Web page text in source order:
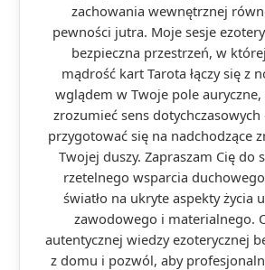
zachowania wewnętrznej
pewności jutra. Moje sesje
bezpieczna przestrzeń, w
mądrość kart Tarota łączy się z
wglądem w Twoje pole auryczne,
zrozumieć sens
przygotować się na nadchodzące
Twojej duszy. Zapraszam Cię do
rzetelnego wsparcia
światło na ukryte aspekty życia
zawodowego i materialnego.
autentycznej wiedzy ezoterycznej
z domu i pozwól, aby